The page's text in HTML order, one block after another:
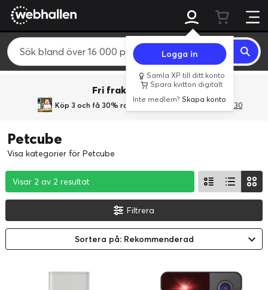
Logga in
Samla XP till ditt konto
Spara kvitton digitalt
Inte medlem?Skapa konto
Fri frakt över 800 kr.
Köp 3 och få 30% rabatt med rabattkoden 3Gives30
Petcube
Visa kategorier för Petcube
Visar 2 av 2 resultat
Visar 2 av 2 resultat
Visar 2 av 2 resultat
Filtrera
Sortera på: Rekommenderad